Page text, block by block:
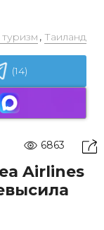
, Таиланд
(14)
6863
Airlines